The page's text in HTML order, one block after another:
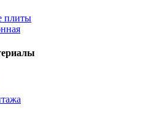
плиты